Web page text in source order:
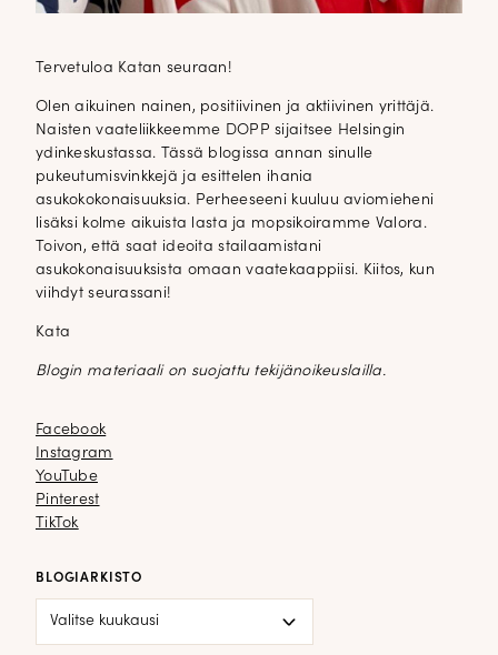
Tervetuloa Katan seuraan!
Olen aikuinen nainen, positiivinen ja aktiivinen yrittäjä.
Naisten vaateliikkeemme DOPP sijaitsee Helsingin
ydinkeskustassa. Tässä blogissa annan sinulle
pukeutumisvinkkejä ja esittelen ihania
asukokokonaisuuksia. Perheeseeni kuuluu aviomieheni
lisäksi kolme aikuista lasta ja mopsikoiramme Valora.
Toivon, että saat ideoita stailaamistani
asukokonaisuuksista omaan vaatekaappiisi. Kiitos, kun
viihdyt seurassani!
Kata
Blogin materiaali on suojattu tekijänoikeuslailla.
Facebook
Facebook
Instagram
Instagram
YouTube
YouTube
Pinterest
Pinterest
TikTok
TikTok
BLOGIARKISTO